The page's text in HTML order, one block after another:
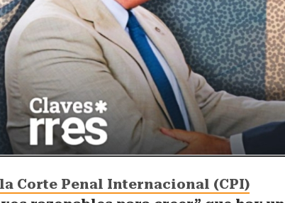
Corte Penal Internacional (CPI)